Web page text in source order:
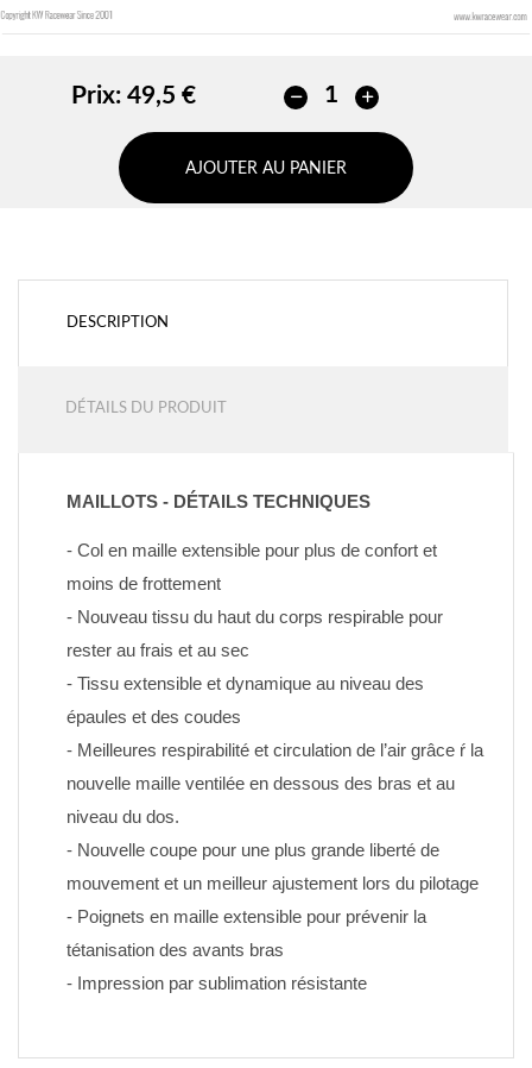
Prix: 49,5 €
AJOUTER AU PANIER
DESCRIPTION
DÉTAILS DU PRODUIT
MAILLOTS - DÉTAILS TECHNIQUES
- Col en maille extensible pour plus de confort et
moins de frottement
- Nouveau tissu du haut du corps respirable pour
rester au frais et au sec
- Tissu extensible et dynamique au niveau des
épaules et des coudes
- Meilleures respirabilité et circulation de l’air grâce ŕ la
nouvelle maille ventilée en dessous des bras et au
niveau du dos.
- Nouvelle coupe pour une plus grande liberté de
mouvement et un meilleur ajustement lors du pilotage
- Poignets en maille extensible pour prévenir la
tétanisation des avants bras
- Impression par sublimation résistante